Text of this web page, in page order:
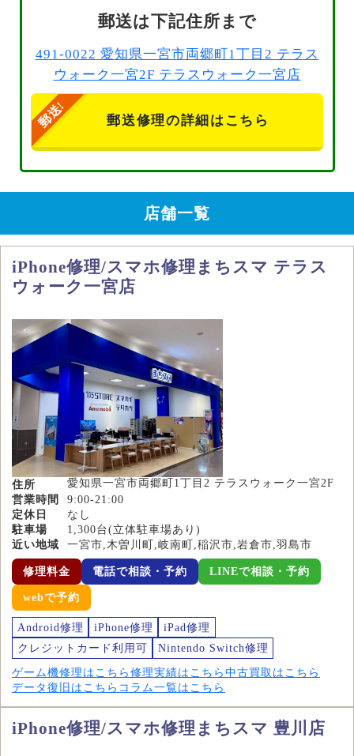
郵送は下記住所まで
491-0022 愛知県一宮市両郷町1丁目2 テラス
ウォーク一宮2F テラスウォーク一宮店
郵送修理の詳細はこちら
店舗一覧
iPhone修理/スマホ修理まちスマ テラス
ウォーク一宮店
住所
愛知県一宮市両郷町1丁目2 テラスウォーク一宮2F
営業時間
9:00-21:00
定休日
なし
駐車場
1,300台(立体駐車場あり)
近い地域
一宮市,木曽川町,岐南町,稲沢市,岩倉市,羽島市
修理料金 電話で相談・予約 LINEで相談・予約
webで予約
Android修理 iPhone修理
iPad修理
クレジットカード利用可
Nintendo Switch修理
ゲーム機修理はこちら 修理実績はこちら 中古買取はこちら
データ復旧はこちら コラム一覧はこちら
iPhone修理/スマホ修理まちスマ 豊川店